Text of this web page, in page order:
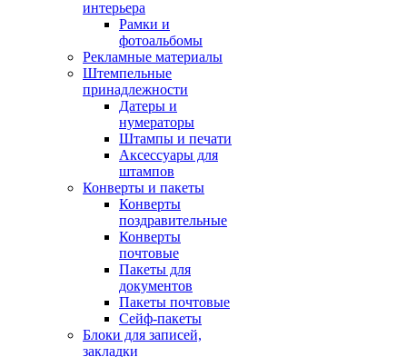
интерьера
Рамки и
фотоальбомы
Рекламные материалы
Штемпельные
принадлежности
Датеры и
нумераторы
Штампы и печати
Аксессуары для
штампов
Конверты и пакеты
Конверты
поздравительные
Конверты
почтовые
Пакеты для
документов
Пакеты почтовые
Сейф-пакеты
Блоки для записей,
закладки